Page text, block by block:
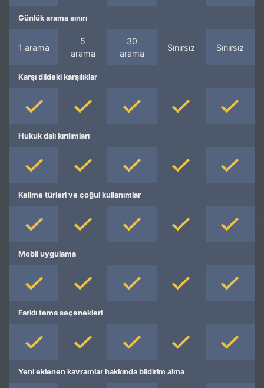
Günlük arama sınırı
1 arama
5
arama
30
arama
Sınırsız Sınırsız
Karşı dildeki karşılıklar
Hukuk dalı kırılımları
Kelime türleri ve çoğul kullanımlar
Mobil uygulama
Farklı tema seçenekleri
Yeni eklenen kavramlar hakkında bildirim alma